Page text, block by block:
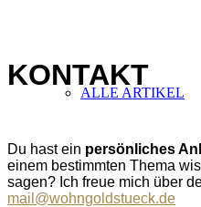
ALLE ARTIKEL
KONTAKT
Du hast ein persönliches
einem bestimmten Thema
sagen? Ich freue mich über
mail@wohngoldstueck.de